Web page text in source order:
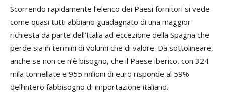
Scorrendo rapidamente l’elenco dei Paesi fornitori si vede
come quasi tutti abbiano guadagnato di una maggior
richiesta da parte dell’Italia ad eccezione della Spagna che
perde sia in termini di volumi che di valore. Da sottolineare,
anche se non ce n’è bisogno, che il Paese iberico, con 324
mila tonnellate e 955 milioni di euro risponde al 59%
dell’intero fabbisogno di importazione italiano.